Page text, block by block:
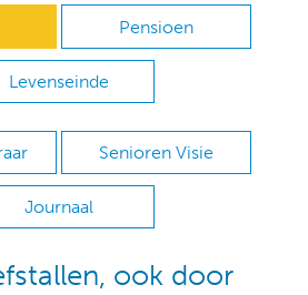
Pensioen
Levenseinde
Senioren Visie
Journaal
ook door